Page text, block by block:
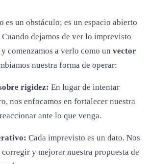
es un obstáculo; es un espacio abierto
dejamos de ver lo imprevisto
comenzamos a verlo como un vector
nuestra forma de operar:
rigidez: En lugar de intentar
nos enfocamos en fortalecer nuestra
ante lo que venga.
Cada imprevisto es un dato. Nos
y mejorar nuestra propuesta de